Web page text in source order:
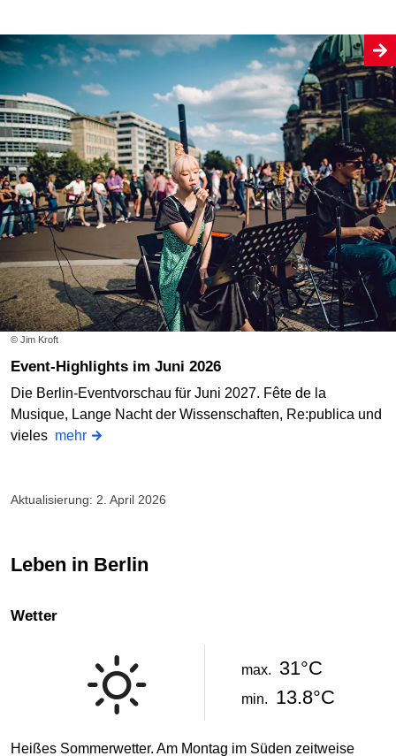
© Jim Kroft
Event-Highlights im Juni 2026
Die Berlin-Eventvorschau für Juni 2027. Fête de la
Musique, Lange Nacht der Wissenschaften, Re:publica und
vieles mehr
Aktualisierung: 2. April 2026
Leben in Berlin
Wetter
max. 31°C
min. 13.8°C
Heißes Sommerwetter. Am Montag im Süden zeitweise